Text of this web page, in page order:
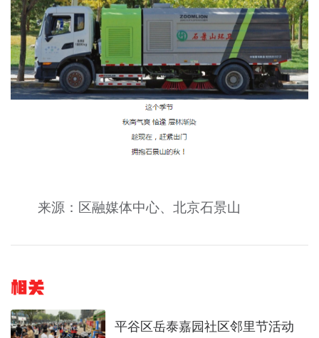
来源：区融媒体中心、北京石景山
相关
平谷区岳泰嘉园社区邻里节活动